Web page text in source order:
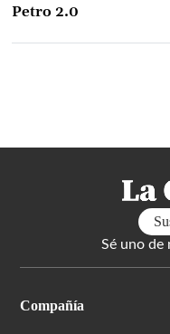
Petro 2.0
Sé uno de
Compañía